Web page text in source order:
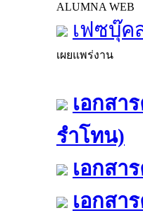
ALUMNA WEB
เฟซบุ๊ค
เผยแพร่งาน
เอกสา
รำโทน)
เอกสา
เอกสา